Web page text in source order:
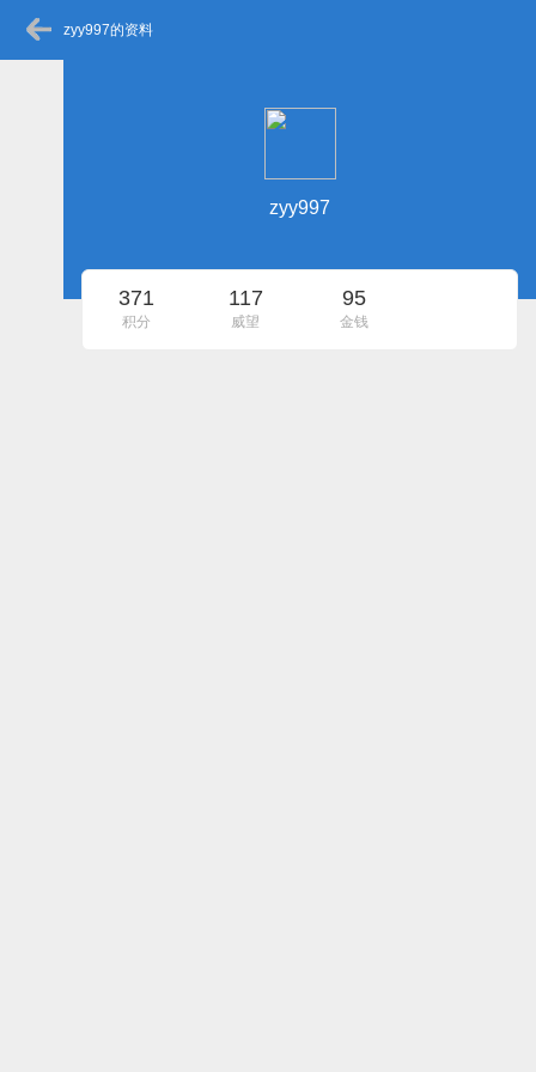
zyy997的资料
zyy997
371
积分
117
威望
95
金钱